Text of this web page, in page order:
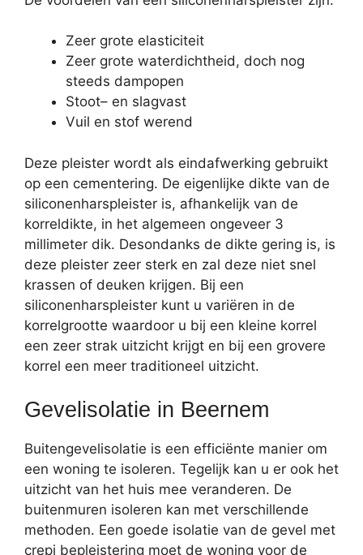
Zeer grote elasticiteit
Zeer grote waterdichtheid, doch nog
steeds dampopen
Stoot– en slagvast
Vuil en stof werend
Deze pleister wordt als eindafwerking gebruikt
op een cementering. De eigenlijke dikte van de
siliconenharspleister is, afhankelijk van de
korreldikte, in het algemeen ongeveer 3
millimeter dik. Desondanks de dikte gering is, is
deze pleister zeer sterk en zal deze niet snel
krassen of deuken krijgen. Bij een
siliconenharspleister kunt u variëren in de
korrelgrootte waardoor u bij een kleine korrel
een zeer strak uitzicht krijgt en bij een grovere
korrel een meer traditioneel uitzicht.
Gevelisolatie in Beernem
Buitengevelisolatie is een efficiënte manier om
een woning te isoleren. Tegelijk kan u er ook het
uitzicht van het huis mee veranderen. De
buitenmuren isoleren kan met verschillende
methoden. Een goede isolatie van de gevel met
crepi bepleistering moet de woning voor de